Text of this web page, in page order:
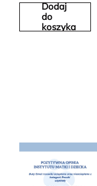
Dodaj
do
koszyka